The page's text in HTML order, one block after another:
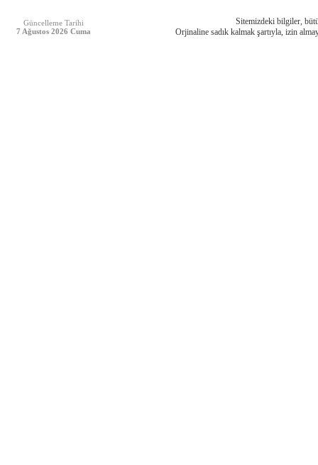
Güncelleme Tarihi
7 Ağustos 2026 Cuma
Sitemizdeki bilgiler,
Orjinaline sadık kalmak şartıyla, izin